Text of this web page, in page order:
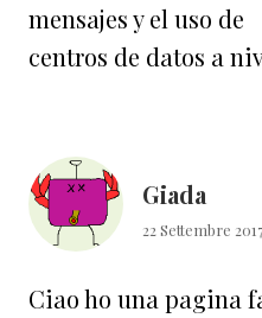
mensajes y el uso de
centros de datos a
Giada
22 Settembre
Ciao ho una pagina